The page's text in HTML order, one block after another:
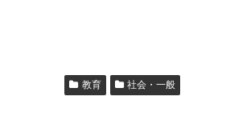
教育 社会・一般